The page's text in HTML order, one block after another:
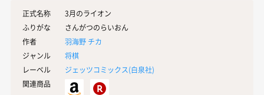
正式名称
3月のライオン
ふりがな
さんがつのらいおん
作者
羽海野 チカ
ジャンル
将棋
レーベル
ジェッツコミックス(白泉社)
関連商品